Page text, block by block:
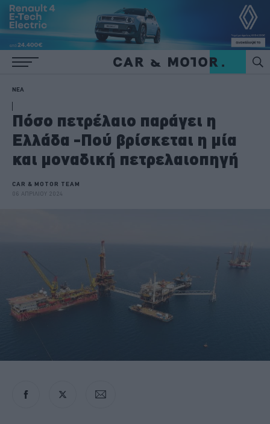
ΝΕΑ
Πόσο πετρέλαιο παράγει η
Ελλάδα -Πού βρίσκεται η μία
και μοναδική πετρελαιοπηγή
CAR & MOTOR TEAM
06 ΑΠΡΙΛΙΟΥ 2024